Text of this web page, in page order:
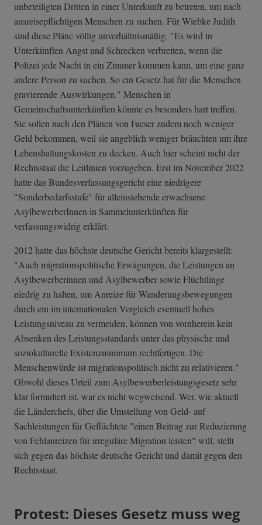
unbeteiligten Dritten in einer Unterkunft zu betreten, um nach
ausreisepflichtigen Menschen zu suchen. Für Wiebke Judith
sind diese Pläne völlig unverhältnismäßig. "Es wird in
Unterkünften Angst und Schrecken verbreiten, wenn die
Polizei jede Nacht in ein Zimmer kommen kann, um eine ganz
andere Person zu suchen. So ein Gesetz hat für die Menschen
gravierende Auswirkungen." Menschen in
Gemeinschaftsunterkünften könnte es besonders hart treffen.
Sie sollen nach den Plänen von Faeser zudem noch weniger
Geld bekommen, weil sie angeblich weniger bräuchten um ihre
Lebenshaltungskosten zu decken. Auch hier scheint nicht der
Rechtsstaat die Leitlinien vorzugeben. Erst im November 2022
hatte das Bundesverfassungsgericht eine niedrigere
"Sonderbedarfsstufe" für alleinstehende erwachsene
AsylbewerberInnen in Sammelunterkünften für
verfassungswidrig erklärt.
2012 hatte das höchste deutsche Gericht bereits klargestellt:
"Auch migrationspolitische Erwägungen, die Leistungen an
Asylbewerberinnen und Asylbewerber sowie Flüchtlinge
niedrig zu halten, um Anreize für Wanderungsbewegungen
durch ein im internationalen Vergleich eventuell hohes
Leistungsniveau zu vermeiden, können von vornherein kein
Absenken des Leistungsstandards unter das physische und
soziokulturelle Existenzminimum rechtfertigen. Die
Menschenwürde ist migrationspolitisch nicht zu relativieren."
Obwohl dieses Urteil zum Asylbewerberleistungsgesetz sehr
klar formuliert ist, war es nicht wegweisend. Wer, wie aktuell
die Länderchefs, über die Umstellung von Geld- auf
Sachleistungen für Geflüchtete "einen Beitrag zur Reduzierung
von Fehlanreizen für irreguläre Migration leisten" will, stellt
sich gegen das höchste deutsche Gericht und damit gegen den
Rechtsstaat.
Protest: Dieses Gesetz muss weg